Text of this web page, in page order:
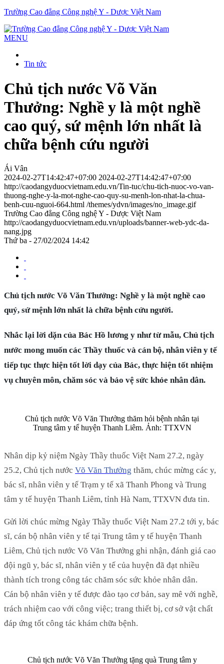
Trường Cao đẳng Công nghệ Y - Dược Việt Nam
MENU
Tin tức
Chủ tịch nước Võ Văn
Thưởng: Nghề y là một nghề
cao quý, sứ mệnh lớn nhất là
chữa bệnh cứu người
Ái Vân
2024-02-27T14:42:47+07:00 2024-02-27T14:42:47+07:00
http://caodangyduocvietnam.edu.vn/Tin-tuc/chu-tich-nuoc-vo-van-
thuong-nghe-y-la-mot-nghe-cao-quy-su-menh-lon-nhat-la-chua-
benh-cuu-nguoi-664.html /themes/ydvn/images/no_image.gif
Trường Cao đẳng Công nghệ Y - Dược Việt Nam
http://caodangyduocvietnam.edu.vn/uploads/banner-web-ydc-da-
nang.jpg
Thứ ba - 27/02/2024 14:42
Chủ tịch nước Võ Văn Thưởng: Nghề y là một nghề cao
quý, sứ mệnh lớn nhất là chữa bệnh cứu người.
Nhắc lại lời dặn của Bác Hồ lương y như từ mẫu, Chủ tịch
nước mong muốn các Thầy thuốc và cán bộ, nhân viên y tế
tiếp tục thực hiện tốt lời dạy của Bác, thực hiện tốt nhiệm
vụ chuyên môn, chăm sóc và bảo vệ sức khỏe nhân dân.
Chủ tịch nước Võ Văn Thưởng thăm hỏi bệnh nhân tại
Trung tâm y tế huyện Thanh Liêm. Ảnh: TTXVN
Nhân dịp kỷ niệm Ngày Thầy thuốc Việt Nam 27.2, ngày
25.2, Chủ tịch nước Võ Văn Thưởng thăm, chúc mừng các y,
bác sĩ, nhân viên y tế Trạm y tế xã Thanh Phong và Trung
tâm y tế huyện Thanh Liêm, tỉnh Hà Nam, TTXVN đưa tin.
Gửi lời chúc mừng Ngày Thầy thuốc Việt Nam 27.2 tới y, bác
sĩ, cán bộ nhân viên y tế tại Trung tâm y tế huyện Thanh
Liêm, Chủ tịch nước Võ Văn Thưởng ghi nhận, đánh giá cao
đội ngũ y, bác sĩ, nhân viên y tế của huyện đã đạt nhiều
thành tích trong công tác chăm sóc sức khỏe nhân dân.
Cán bộ nhân viên y tế được đào tạo cơ bản, say mê với nghề,
trách nhiệm cao với công việc; trang thiết bị, cơ sở vật chất
đáp ứng tốt công tác khám chữa bệnh.
Chủ tịch nước Võ Văn Thưởng tặng quà Trung tâm y